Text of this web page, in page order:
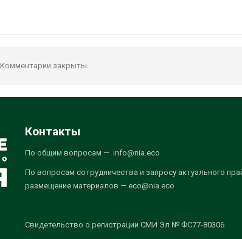
Комментарии закрыты.
Контакты
По общим вопросам — info@nia.eco
По вопросам сотрудничества и запросу актуального
размещение материалов — eco@nia.eco
Свидетельство о регистрации СМИ Эл № ФС77-80306